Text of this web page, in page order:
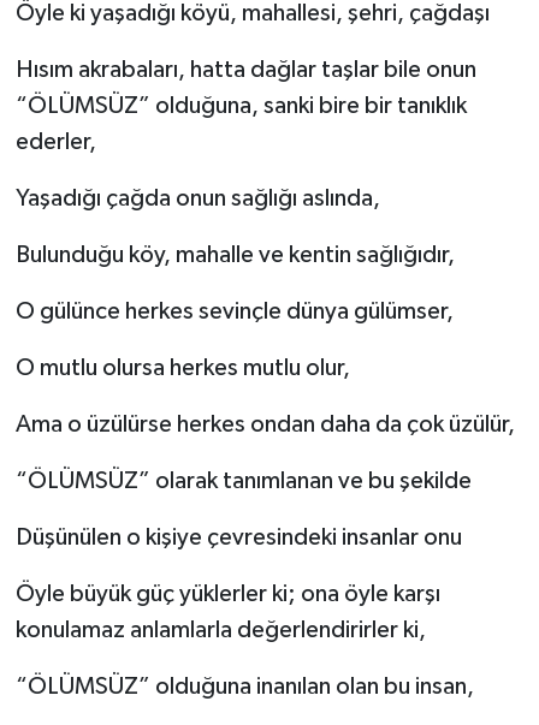
Öyle ki yaşadığı köyü, mahallesi, şehri, çağdaşı
Hısım akrabaları, hatta dağlar taşlar bile onun
“ÖLÜMSÜZ” olduğuna, sanki bire bir tanıklık
ederler,
Yaşadığı çağda onun sağlığı aslında,
Bulunduğu köy, mahalle ve kentin sağlığıdır,
O gülünce herkes sevinçle dünya gülümser,
O mutlu olursa herkes mutlu olur,
Ama o üzülürse herkes ondan daha da çok üzülür,
“ÖLÜMSÜZ” olarak tanımlanan ve bu şekilde
Düşünülen o kişiye çevresindeki insanlar onu
Öyle büyük güç yüklerler ki; ona öyle karşı
konulamaz anlamlarla değerlendirirler ki,
“ÖLÜMSÜZ” olduğuna inanılan olan bu insan,